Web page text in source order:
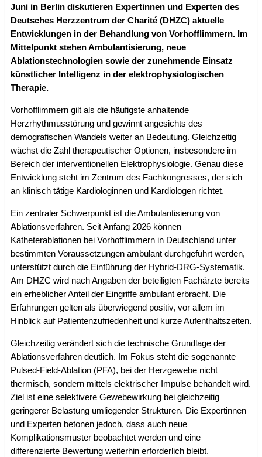
Juni in Berlin diskutieren Expertinnen und Experten des
Deutsches Herzzentrum der Charité (DHZC) aktuelle
Entwicklungen in der Behandlung von Vorhofflimmern. Im
Mittelpunkt stehen Ambulantisierung, neue
Ablationstechnologien sowie der zunehmende Einsatz
künstlicher Intelligenz in der elektrophysiologischen
Therapie.
Vorhofflimmern gilt als die häufigste anhaltende
Herzrhythmusstörung und gewinnt angesichts des
demografischen Wandels weiter an Bedeutung. Gleichzeitig
wächst die Zahl therapeutischer Optionen, insbesondere im
Bereich der interventionellen Elektrophysiologie. Genau diese
Entwicklung steht im Zentrum des Fachkongresses, der sich
an klinisch tätige Kardiologinnen und Kardiologen richtet.
Ein zentraler Schwerpunkt ist die Ambulantisierung von
Ablationsverfahren. Seit Anfang 2026 können
Katheterablationen bei Vorhofflimmern in Deutschland unter
bestimmten Voraussetzungen ambulant durchgeführt werden,
unterstützt durch die Einführung der Hybrid-DRG-Systematik.
Am DHZC wird nach Angaben der beteiligten Fachärzte bereits
ein erheblicher Anteil der Eingriffe ambulant erbracht. Die
Erfahrungen gelten als überwiegend positiv, vor allem im
Hinblick auf Patientenzufriedenheit und kurze Aufenthaltszeiten.
Gleichzeitig verändert sich die technische Grundlage der
Ablationsverfahren deutlich. Im Fokus steht die sogenannte
Pulsed-Field-Ablation (PFA), bei der Herzgewebe nicht
thermisch, sondern mittels elektrischer Impulse behandelt wird.
Ziel ist eine selektivere Gewebewirkung bei gleichzeitig
geringerer Belastung umliegender Strukturen. Die Expertinnen
und Experten betonen jedoch, dass auch neue
Komplikationsmuster beobachtet werden und eine
differenzierte Bewertung weiterhin erforderlich bleibt.